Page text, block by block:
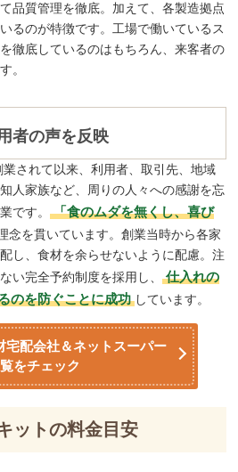
品質管理を徹底。加えて、各製造拠点
るのが特徴です。工場で働いているス
徹底しているのはもちろん、来客者の
。
者の声を反映
されて以来、利用者、取引先、地域
人家族など、周りの人々への感謝を忘
です。 「食のムダを無くし、喜び
念を貫いています。創業当時から各家
し、食材を余らせないように配慮。注
い完全予約制度を採用し、 仕入れの
のを防ぐことに成功 しています。
宅配会社＆ネットスーパー
をチェック
ットの料金目安